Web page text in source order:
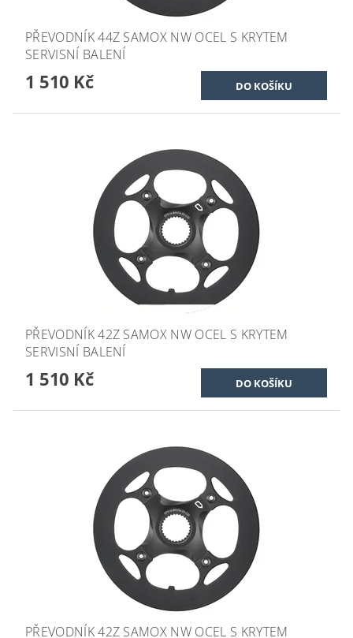
PŘEVODNÍK 44Z SAMOX NW OCEL S KRYTEM
SERVISNÍ BALENÍ
1 510 Kč
PŘEVODNÍK 42Z SAMOX NW OCEL S KRYTEM
SERVISNÍ BALENÍ
1 510 Kč
PŘEVODNÍK 42Z SAMOX NW OCEL S KRYTEM